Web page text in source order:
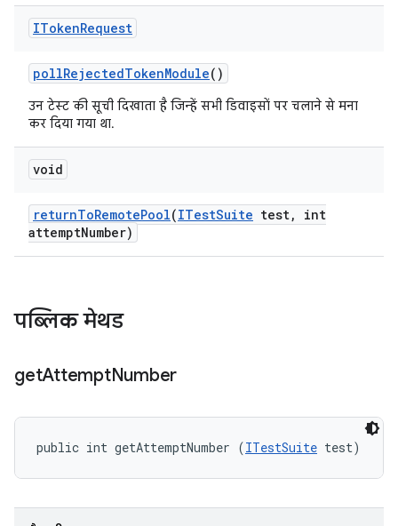
ITokenRequest
pollRejectedTokenModule()
उन टेस्ट की सूची दिखाता है जिन्हें सभी डिवाइसों पर चलाने से मना
कर दिया गया था.
void
returnToRemotePool(ITestSuite test,
int
attemptNumber)
पब्लिक मेथड
getAttemptNumber
public int getAttemptNumber (ITestSuite test)